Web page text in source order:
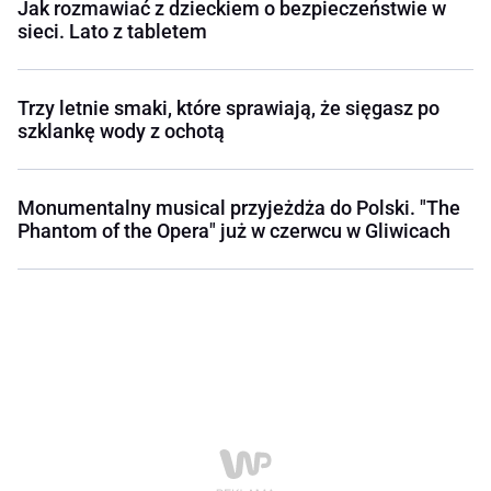
Jak rozmawiać z dzieckiem o bezpieczeństwie w
sieci. Lato z tabletem
Trzy letnie smaki, które sprawiają, że sięgasz po
szklankę wody z ochotą
Monumentalny musical przyjeżdża do Polski. "The
Phantom of the Opera" już w czerwcu w Gliwicach